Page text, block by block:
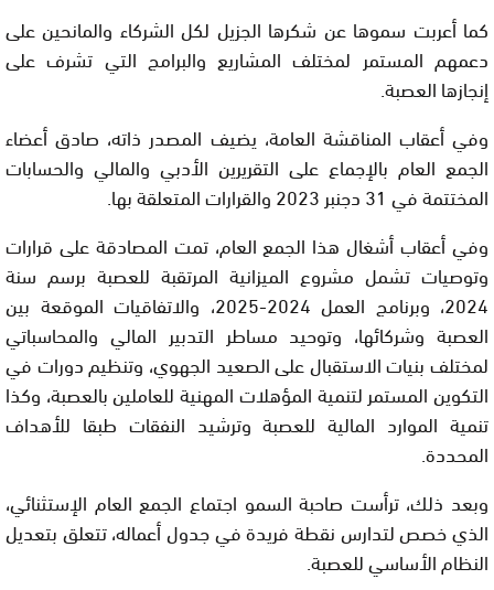
كما أعربت سموها عن شكرها الجزيل لكل الشركاء والمانحين على
دعمهم المستمر لمختلف المشاريع والبرامج التي تشرف على
إنجازها العصبة.
وفي أعقاب المناقشة العامة، يضيف المصدر ذاته، صادق أعضاء
الجمع العام بالإجماع على التقريرين الأدبي والمالي والحسابات
المختتمة في 31 دجنبر 2023 والقرارات المتعلقة بها.
وفي أعقاب أشغال هذا الجمع العام، تمت المصادقة على قرارات
وتوصيات تشمل مشروع الميزانية المرتقبة للعصبة برسم سنة
2024، وبرنامج العمل 2024-2025، والاتفاقيات الموقعة بين
العصبة وشركائها، وتوحيد مساطر التدبير المالي والمحاسباتي
لمختلف بنيات الاستقبال على الصعيد الجهوي، وتنظيم دورات في
التكوين المستمر لتنمية المؤهلات المهنية للعاملين بالعصبة، وكذا
تنمية الموارد المالية للعصبة وترشيد النفقات طبقا للأهداف
المحددة.
وبعد ذلك، ترأست صاحبة السمو اجتماع الجمع العام الإستثنائي،
الذي خصص لتدارس نقطة فريدة في جدول أعماله، تتعلق بتعديل
النظام الأساسي للعصبة.